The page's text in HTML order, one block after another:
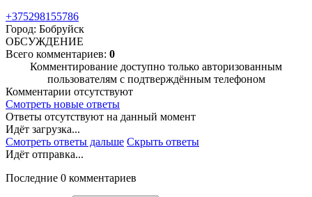
+375298155786
Город: Бобруйск
ОБСУЖДЕНИЕ
Всего комментариев: 0
Комментирование доступно только авторизованным
пользователям с подтверждённым телефоном
Комментарии отсутствуют
Смотреть новые ответы
Ответы отсутствуют на данный момент
Идёт загрузка...
Смотреть ответы дальше Скрыть ответы
Идёт отправка...
Последние 0 комментариев